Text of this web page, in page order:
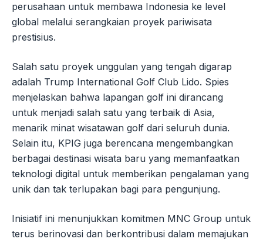
perusahaan untuk membawa Indonesia ke level
global melalui serangkaian proyek pariwisata
prestisius.
Salah satu proyek unggulan yang tengah digarap
adalah Trump International Golf Club Lido. Spies
menjelaskan bahwa lapangan golf ini dirancang
untuk menjadi salah satu yang terbaik di Asia,
menarik minat wisatawan golf dari seluruh dunia.
Selain itu, KPIG juga berencana mengembangkan
berbagai destinasi wisata baru yang memanfaatkan
teknologi digital untuk memberikan pengalaman yang
unik dan tak terlupakan bagi para pengunjung.
Inisiatif ini menunjukkan komitmen MNC Group untuk
terus berinovasi dan berkontribusi dalam memajukan